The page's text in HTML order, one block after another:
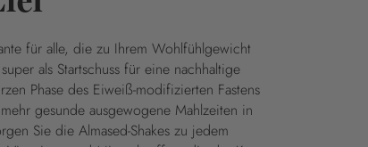
für alle, die zu Ihrem Wohlfühlgewicht
als Startschuss für eine nachhaltige
Phase des Eiweiß-modifizierten Fastens
gesunde ausgewogene Mahlzeiten in
Sie die Almased-Shakes zu jedem